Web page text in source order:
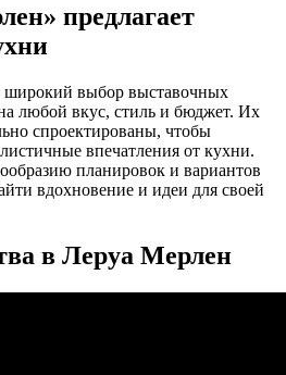
предлагает
широкий выбор выставочных
любой вкус, стиль и бюджет. Их
спроектированы, чтобы
впечатления от кухни.
планировок и вариантов
вдохновение и идеи для своей
в Леруа Мерлен